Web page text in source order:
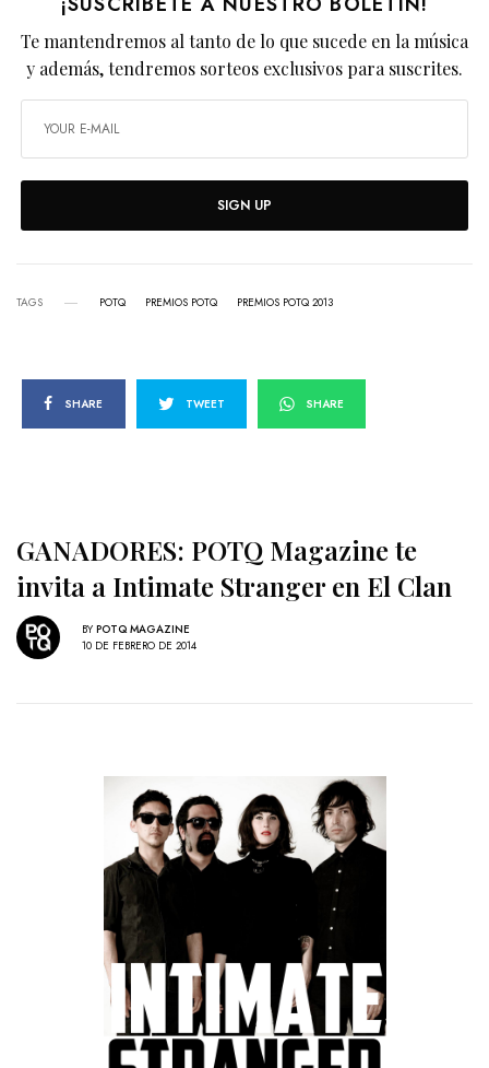
Te mantendremos al tanto de lo que sucede en la música
y además, tendremos sorteos exclusivos para suscrites.
SIGN UP
TAGS POTQ PREMIOS POTQ PREMIOS POTQ 2013
SHARE TWEET SHARE
GANADORES: POTQ Magazine te
invita a Intimate Stranger en El Clan
BY POTQ MAGAZINE
10 DE FEBRERO DE 2014